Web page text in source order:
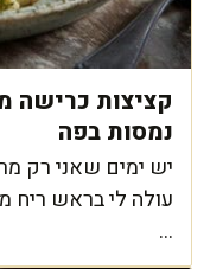
קציצות כרישה
נמסות בפה
יש ימים שאני רק
עולה לי בראש ריח
...